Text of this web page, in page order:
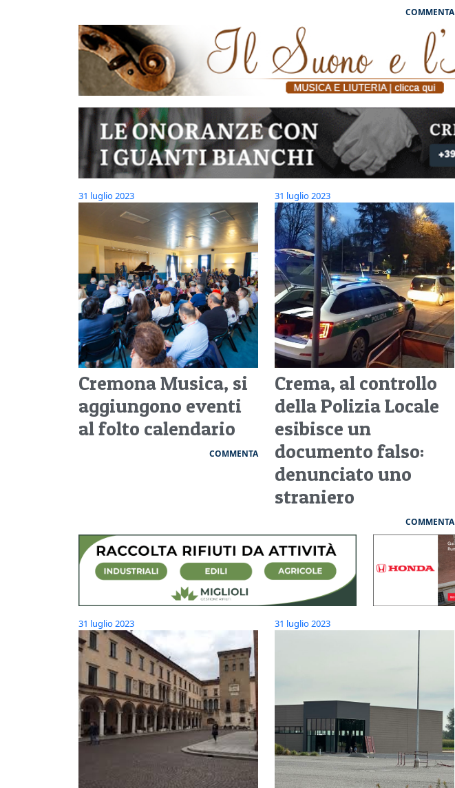
COMMENTA
31 luglio 2023
Cremona Musica, si
aggiungono eventi
al folto calendario
COMMENTA
31 luglio 2023
Crema, al controllo
della Polizia Locale
esibisce un
documento falso:
denunciato uno
straniero
COMMENTA
31 luglio 2023 31 luglio 2023